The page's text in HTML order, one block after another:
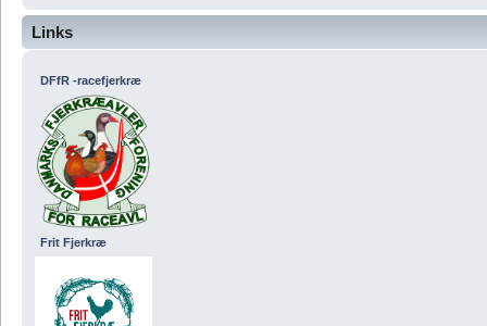
Links
DFfR -racefjerkræ
Frit Fjerkræ